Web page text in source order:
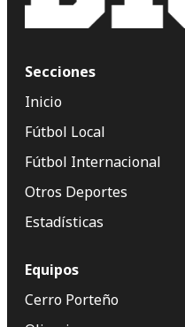
Secciones
Inicio
Fútbol Local
Fútbol Internacional
Otros Deportes
Estadísticas
Equipos
Cerro Porteño